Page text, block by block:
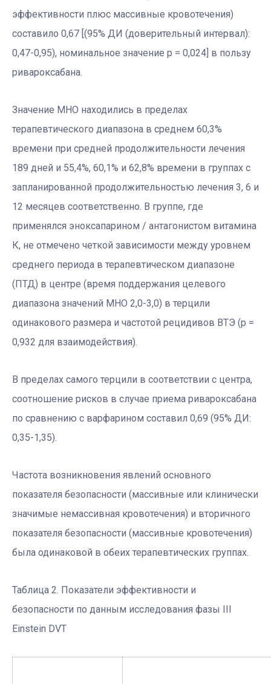
эффективности плюс массивные кровотечения)
составило 0,67 [(95% ДИ (доверительный интервал):
0,47-0,95), номинальное значение р = 0,024] в пользу
ривароксабана.
Значение МНО находились в пределах
терапевтического диапазона в среднем 60,3%
времени при средней продолжительности лечения
189 дней и 55,4%, 60,1% и 62,8% времени в группах с
запланированной продолжительностью лечения 3, 6 и
12 месяцев соответственно. В группе, где
применялся эноксапарином / антагонистом витамина
К, не отмечено четкой зависимости между уровнем
среднего периода в терапевтическом диапазоне
(ПТД) в центре (время поддержания целевого
диапазона значений МНО 2,0-3,0) в терцили
одинакового размера и частотой рецидивов ВТЭ (р =
0,932 для взаимодействия).
В пределах самого терцили в соответствии с центра,
соотношение рисков в случае приема ривароксабана
по сравнению с варфарином составил 0,69 (95% ДИ:
0,35-1,35).
Частота возникновения явлений основного
показателя безопасности (массивные или клинически
значимые немассивная кровотечения) и вторичного
показателя безопасности (массивные кровотечения)
была одинаковой в обеих терапевтических группах.
Таблица 2. Показатели эффективности и
безопасности по данным исследования фазы ІІІ
Einstein DVT